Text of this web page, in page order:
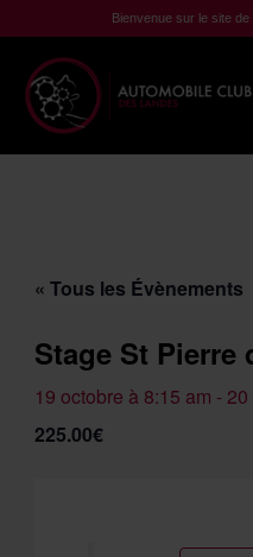
au
contenu
Bienvenue sur le site
« Tous les Évènements
Stage St Pierre
19 octobre à 8:15 am -
225.00€